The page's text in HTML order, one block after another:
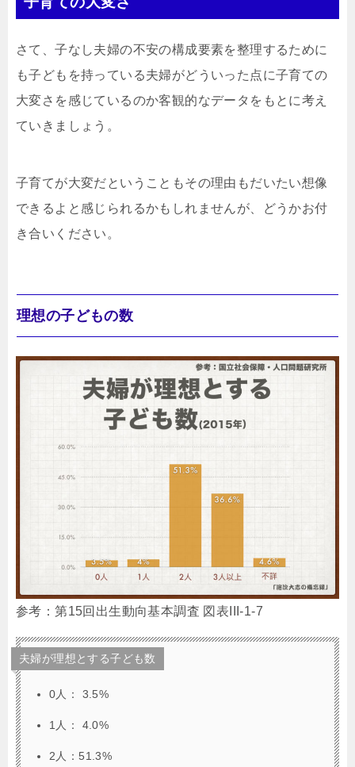
さて、子なし夫婦の不安の構成要素を整理するために
も子どもを持っている夫婦がどういった点に子育ての
大変さを感じているのか客観的なデータをもとに考え
ていきましょう。
子育てが大変だということもその理由もだいたい想像
できるよと感じられるかもしれませんが、どうかお付
き合いください。
理想の子どもの数
参考：第15回出生動向基本調査 図表III-1-7
夫婦が理想とする子ども数
0人： 3.5%
1人： 4.0%
2人：51.3%